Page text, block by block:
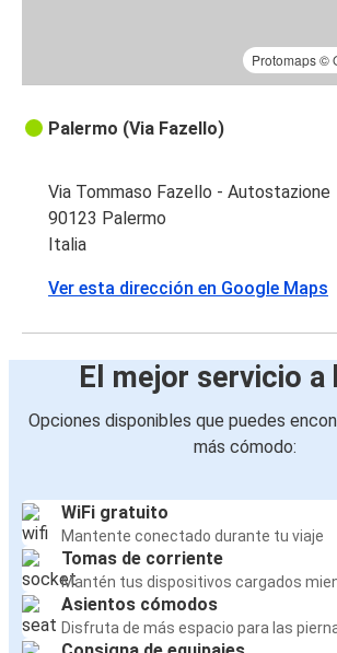
Protomaps©
Palermo (Via Fazello)
Via Tommaso Fazello - Autostazione
90123 Palermo
Italia
Ver esta dirección en Google Maps
El mejor servicio a
Opciones disponibles que puedes
más cómodo:
WiFi gratuito
Mantente conectado durante tu viaje
Tomas de corriente
Mantén tus dispositivos cargados
Asientos cómodos
Disfruta de más espacio para las